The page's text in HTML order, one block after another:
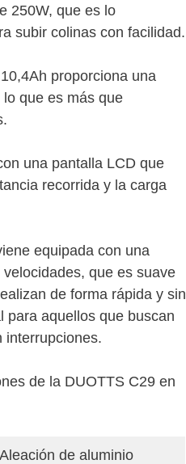
250W, que es lo
subir colinas con facilidad.
proporciona una
que es más que
una pantalla LCD que
recorrida y la carga
equipada con una
que es suave
de forma rápida y sin
para aquellos que buscan
interrupciones.
de la DUOTTS C29 en
Aleación de aluminio